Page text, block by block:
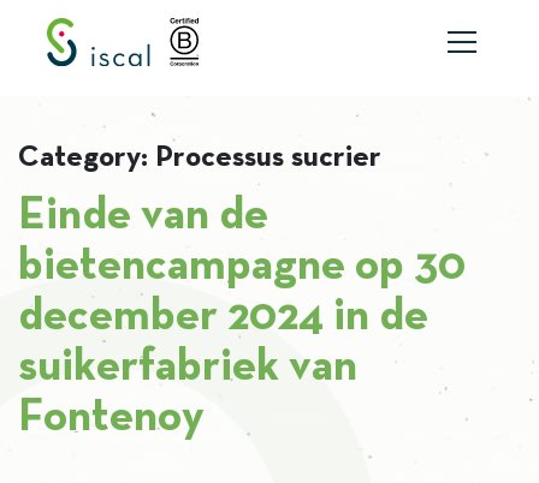
Skip to content
Category: Processus sucrier
Einde van de
bietencampagne op 30
december 2024 in de
suikerfabriek van
Fontenoy